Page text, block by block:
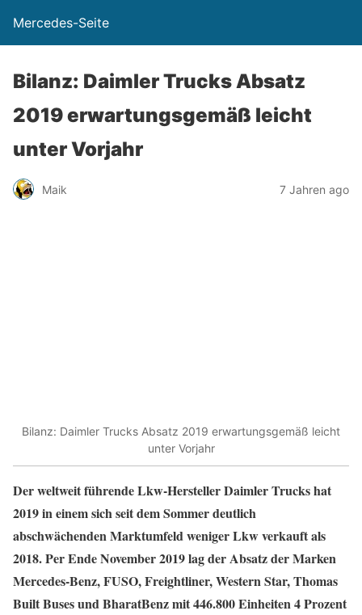
Mercedes-Seite
Bilanz: Daimler Trucks Absatz
2019 erwartungsgemäß leicht
unter Vorjahr
Maik 7 Jahren ago
Bilanz: Daimler Trucks Absatz 2019 erwartungsgemäß leicht
unter Vorjahr
Der weltweit führende Lkw-Hersteller Daimler Trucks hat
2019 in einem sich seit dem Sommer deutlich
abschwächenden Marktumfeld weniger Lkw verkauft als
2018. Per Ende November 2019 lag der Absatz der Marken
Mercedes-Benz, FUSO, Freightliner, Western Star, Thomas
Built Buses und BharatBenz mit 446.800 Einheiten 4 Prozent